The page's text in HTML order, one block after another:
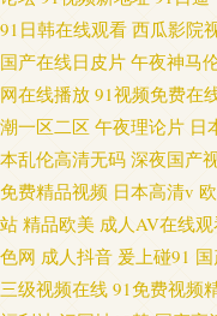
91日韩在线观看 西瓜影院
国产在线日皮片 午夜神马
网在线播放 91视频免费在
潮一区二区 午夜理论片 日
本乱伦高清无码 深夜国产
免费精品视频 日本高清v
站 精品欧美 成人AV在线
色网 成人抖音 爰上碰91
三级视频在线 91免费视频